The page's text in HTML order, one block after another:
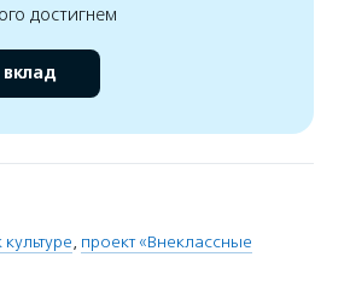
достигнем
, проект «Внеклассные